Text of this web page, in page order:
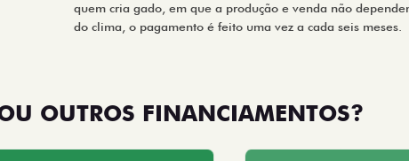
quem cria gado, em que a produção e venda não
do clima, o pagamento é feito uma vez a cada seis meses.
OUTROS FINANCIAMENTOS?